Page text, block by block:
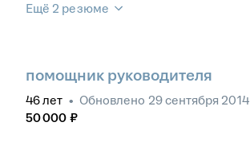
Ещё 2 резюме
помощник руководителя
46лет • Обновлено 29 сентября 2014
50 000 ₽